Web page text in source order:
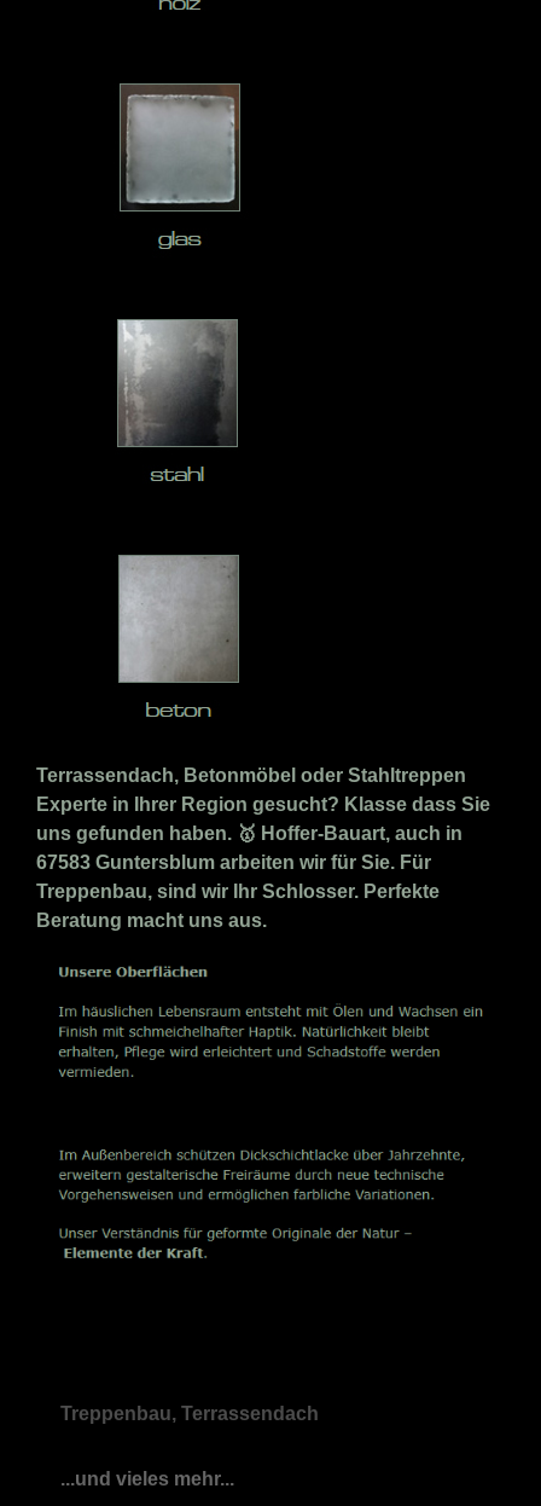
Terrassendach, Betonmöbel oder Stahltreppen
Experte in Ihrer Region gesucht? Klasse dass Sie
uns gefunden haben. 🥇 Hoffer-Bauart, auch in
67583 Guntersblum arbeiten wir für Sie. Für
Treppenbau, sind wir Ihr Schlosser. Perfekte
Beratung macht uns aus.
Treppenbau, Terrassendach
...und vieles mehr...